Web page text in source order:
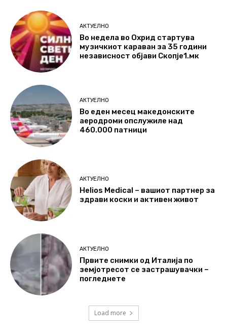
АКТУЕЛНО
Во недела во Охрид стартува
музичкиот караван за 35 години
независност објави Скопје1.мк
АКТУЕЛНО
Во еден месец македонските
аеродроми опслужиле над
460.000 патници
АКТУЕЛНО
Helios Medical – вашиот партнер за
здрави коски и активен живот
АКТУЕЛНО
Првите снимки од Италија по
земјотресот се застрашувачки –
погледнете
Load more